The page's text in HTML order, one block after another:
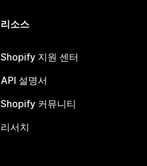
리소스
Shopify 지원 센터
API 설명서
Shopify 커뮤니티
리서치